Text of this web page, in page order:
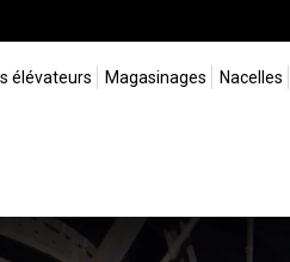
élévateurs Magasinages Nacelles